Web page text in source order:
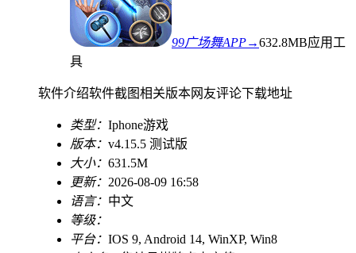
99广场舞APP→632.8MB应用工
具
软件介绍软件截图相关版本网友评论下载地址
类型： Iphone游戏
版本： v4.15.5 测试版
大小： 631.5M
更新： 2026-08-09 16:58
语言： 中文
等级：
平台： IOS 9, Android 14, WinXP, Win8